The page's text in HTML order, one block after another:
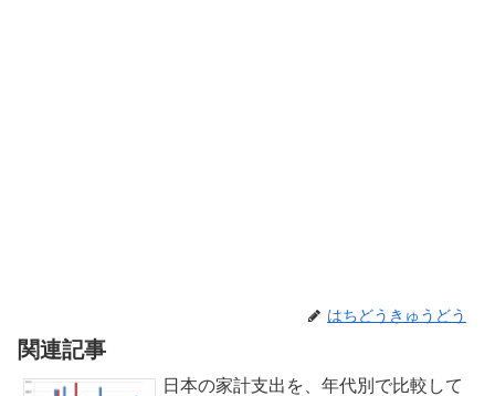
はちどうきゅうどう
関連記事
日本の家計支出を、年代別で比較して